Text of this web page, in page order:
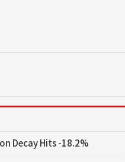
Decay Hits -18.2%